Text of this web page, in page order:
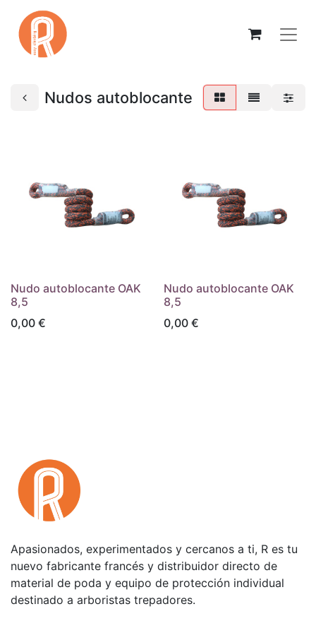
Nudos autoblocante
Nudo autoblocante OAK
8,5
0,00 €
Nudo autoblocante OAK
8,5
0,00€
Apasionados, experimentados y cercanos a ti, R es tu
nuevo fabricante francés y distribuidor directo de
material de poda y equipo de protección individual
destinado a arboristas trepadores.